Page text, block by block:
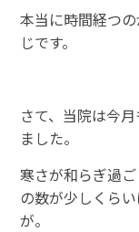
本当に時間経つ
じです。
さて、当院は今
ました。
寒さが和らぎ過
の数が少しくら
が。